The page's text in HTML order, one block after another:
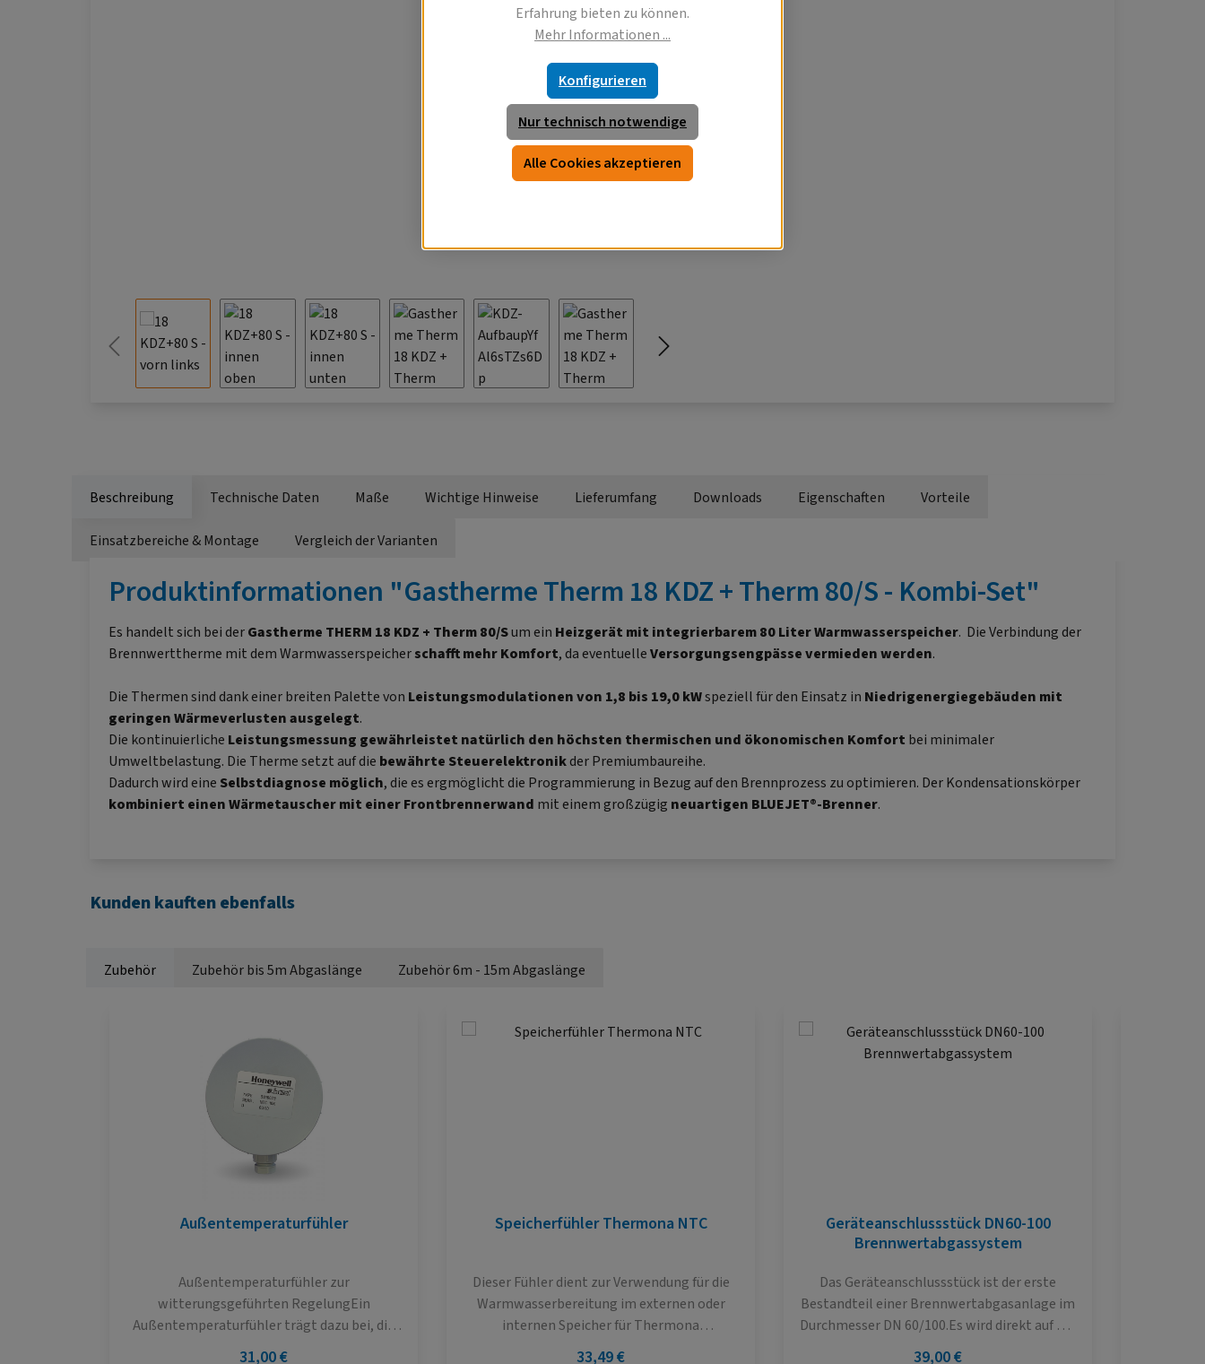
Beschreibung Technische Daten Maße Wichtige Hinweise Lieferumfang Downloads Eigenschaften Vorteile
Einsatzbereiche & Montage Vergleich der Varianten
Produktinformationen "Gastherme Therm 18 KDZ + Therm 80/S - Kombi-Set"
Es handelt sich bei derGastherme THERM 18 KDZ + Therm 80/Sum ein Heizgerät mit integrierbarem 80 Liter Warmwasserspeicher. Die Verbindung der
Brennwerttherme mit dem Warmwasserspeicherschafft mehr Komfort, da eventuelleVersorgungsengpässe vermieden werden.
Die Thermen sind dank einer breiten Palette von Leistungsmodulationen von 1,8 bis 19,0 kWspeziell für den Einsatz in Niedrigenergiegebäuden mit
geringen Wärmeverlusten ausgelegt.
Die kontinuierliche Leistungsmessung gewährleistet natürlich den höchsten thermischen und ökonomischen Komfort bei minimaler
Umweltbelastung. Die Therme setzt auf die bewährte Steuerelektronikder Premiumbaureihe.
Dadurch wird eine Selbstdiagnose möglich, die es ergmöglicht die Programmierung in Bezug auf den Brennprozess zu optimieren. Der Kondensationskörper
kombiniert einen Wärmetauscher mit einer Frontbrennerwand mit einem großzügig neuartigen BLUEJET®-Brenner.
Kunden kauften ebenfalls
Zubehör Zubehör bis 5m Abgaslänge
Zubehör 6m - 15m Abgaslänge
Außentemperaturfühler
Außentemperaturfühler zur
witterungsgeführten RegelungEin
Außentemperaturfühler trägt dazu bei, die
Heizungsanlage intelligent zu steuern. Die
Regulärer Preis:
31,00 €
Speicherfühler Thermona NTC
Dieser Fühler dient zur Verwendung für die
Warmwasserbereitung im externen oder
internen Speicher für Thermona
Gasbrennwertthermen (Optimum und
Regulärer Preis:
33,49 €
Geräteanschlussstück DN60-100
Brennwertabgassystem
Das Geräteanschlussstück ist der erste
Bestandteil einer Brennwertabgasanlage im
Durchmesser DN 60/100.Es wird direkt auf der
Therme installiert. Das Bauteil enthält
Regulärer Preis:
39,00 €
Erfahrung bieten zu können.
Mehr Informationen ...
Nur technisch notwendige
Konfigurieren
Alle Cookies akzeptieren